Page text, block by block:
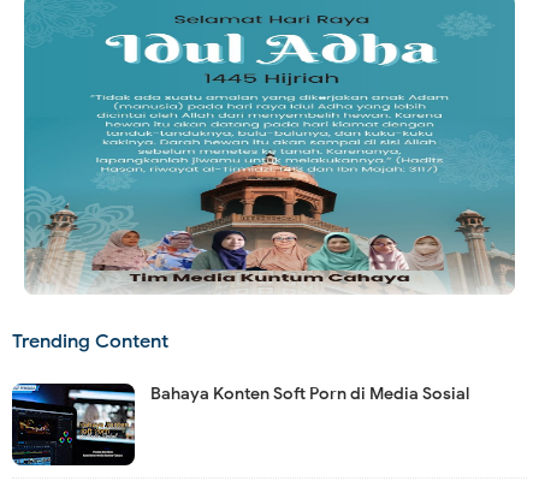
Trending Content
Bahaya Konten Soft Porn di Media Sosial